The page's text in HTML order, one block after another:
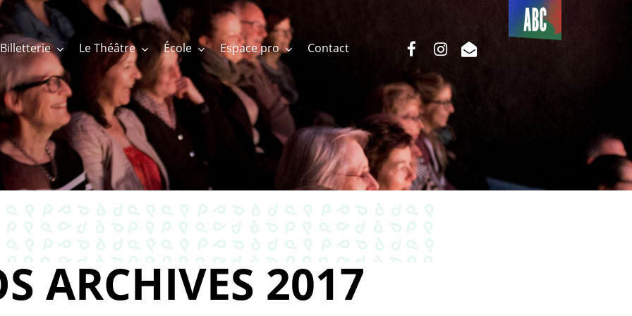
Billetterie Le Théâtre École Espace pro Contact
Du côté
de l’ABC
facebookinstagram
email
ARCHIVES 2017